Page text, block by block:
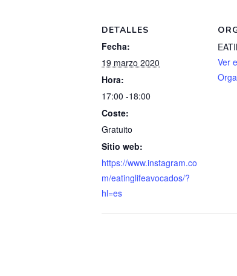
DETALLES
Fecha:
19 marzo 2020
Hora:
17:00 -18:00
Coste:
Gratuito
Sitio web:
https://www.instagram.co
m/eatinglifeavocados/?
hl=es
Ver